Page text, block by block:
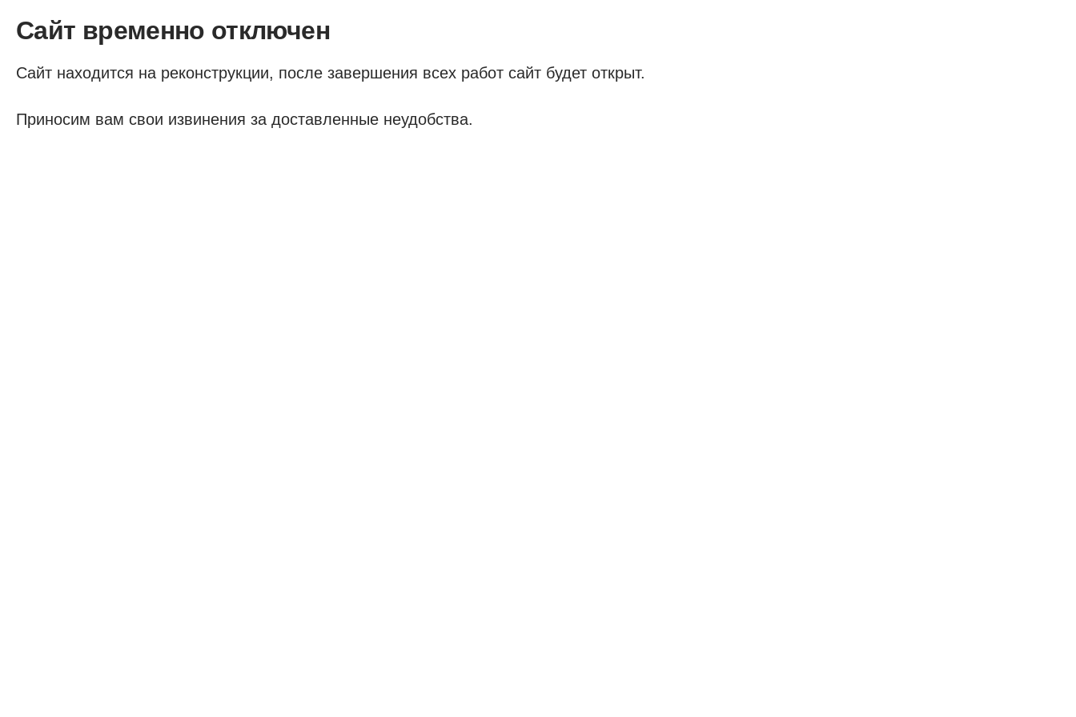
Сайт временно отключен
Сайт находится на реконструкции, после завершения всех работ сайт будет открыт.
Приносим вам свои извинения за доставленные неудобства.